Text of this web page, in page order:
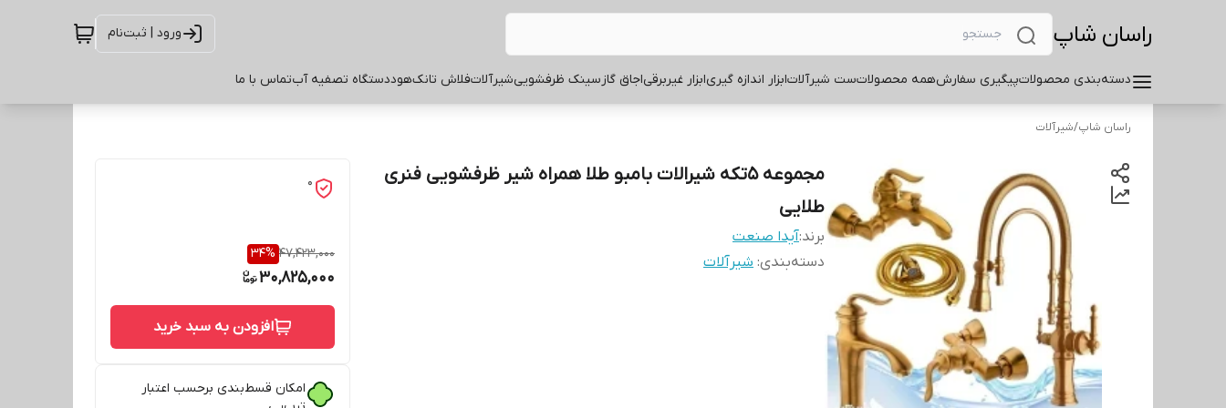
راسان شاپ ورود | ثبت‌نام
دسته‌بندی محصولاتپیگیری سفارشهمه محصولاتست شیرآلاتابزار اندازه گیریابزار غیربرقیاجاق گازسینک ظرفشوییشیرآلاتفلاش تانکهوددستگاه تصفیه آبتماس با ما
راسان شاپ/شیرآلات
مجموعه 5تکه شیرالات بامبو طلا همراه شیر ظرفشویی فنری
طلایی
برند:آیدا صنعت
دسته‌بندی: شیرآلات
0
47,423,000
34%
30,825,000
افزودن به سبد خرید
امکان قسط‌بندی برحسب اعتبار